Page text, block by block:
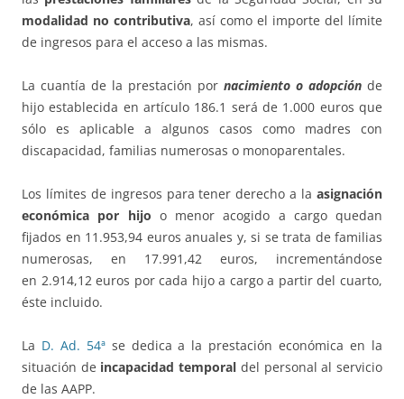
modalidad no contributiva, así como el importe del límite
de ingresos para el acceso a las mismas.
La cuantía de la prestación por nacimiento o adopción de
hijo establecida en artículo 186.1 será de 1.000 euros que
sólo es aplicable a algunos casos como madres con
discapacidad, familias numerosas o monoparentales.
Los límites de ingresos para tener derecho a la asignación
económica por hijo o menor acogido a cargo quedan
fijados en 11.953,94 euros anuales y, si se trata de familias
numerosas, en 17.991,42 euros, incrementándose
en 2.914,12 euros por cada hijo a cargo a partir del cuarto,
éste incluido.
La D. Ad. 54ªse dedica a la prestación económica en la
situación de incapacidad temporal del personal al servicio
de las AAPP.